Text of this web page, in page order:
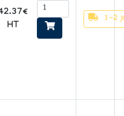
HT
1-2